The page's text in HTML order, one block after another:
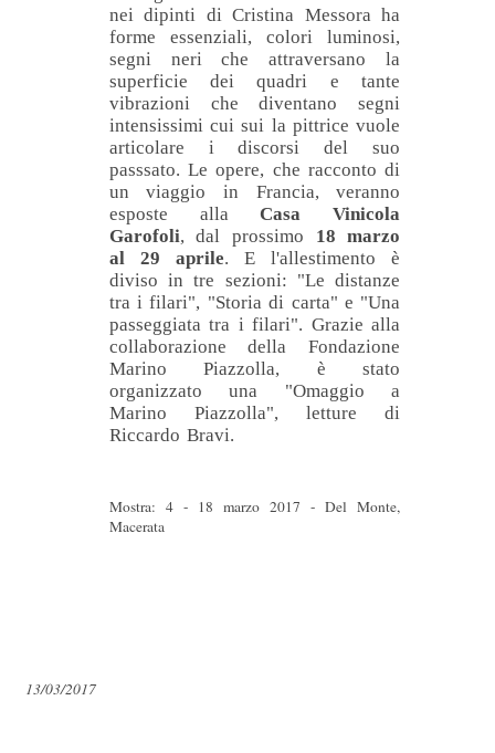
nei dipinti di Cristina Messora ha
forme essenziali, colori luminosi,
segni neri che attraversano la
superficie dei quadri e tante
vibrazioni che diventano segni
intensissimi cui sui la pittrice vuole
articolare i discorsi del suo
passsato. Le opere, che racconto di
un viaggio in Francia, veranno
esposte allaCasa Vinicola
Garofoli, dal prossimo 18 marzo
al 29 aprile. E l'allestimento è
diviso in tre sezioni: "Le distanze
tra i filari", "Storia di carta" e "Una
passeggiata tra i filari". Grazie alla
collaborazione della Fondazione
Marino Piazzolla, è stato
organizzato una "Omaggio a
Marino Piazzolla", letture di
Riccardo Bravi.
Mostra: 4 - 18 marzo 2017 - Del Monte,
Macerata
13/03/2017